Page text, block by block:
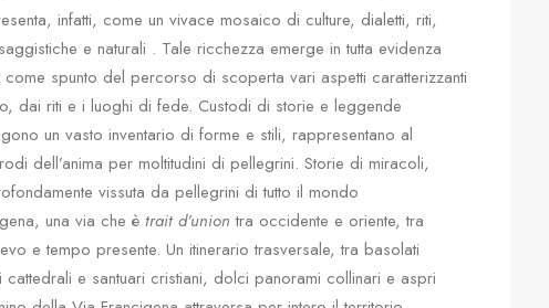
infatti, come un vivace mosaico di culture, dialetti, riti,
e naturali . Tale ricchezza emerge in tutta evidenza
spunto del percorso di scoperta vari aspetti caratterizzanti
dai riti e i luoghi di fede. Custodi di storie e leggende
un vasto inventario di forme e stili, rappresentano al
dell’anima per moltitudini di pellegrini. Storie di miracoli,
vissuta da pellegrini di tutto il mondo
una via che è trait d’union tra occidente e oriente, tra
e tempo presente. Un itinerario trasversale, tra basolati
e santuari cristiani, dolci panorami collinari e aspri